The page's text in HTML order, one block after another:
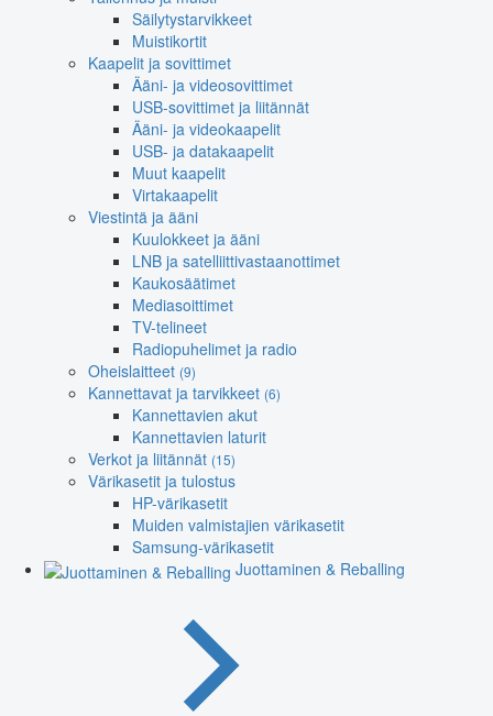
Säilytystarvikkeet
Muistikortit
Kaapelit ja sovittimet
Ääni- ja videosovittimet
USB-sovittimet ja liitännät
Ääni- ja videokaapelit
USB- ja datakaapelit
Muut kaapelit
Virtakaapelit
Viestintä ja ääni
Kuulokkeet ja ääni
LNB ja satelliittivastaanottimet
Kaukosäätimet
Mediasoittimet
TV-telineet
Radiopuhelimet ja radio
Oheislaitteet (9)
Kannettavat ja tarvikkeet (6)
Kannettavien akut
Kannettavien laturit
Verkot ja liitännät (15)
Värikasetit ja tulostus
HP-värikasetit
Muiden valmistajien värikasetit
Samsung-värikasetit
Juottaminen & Reballing